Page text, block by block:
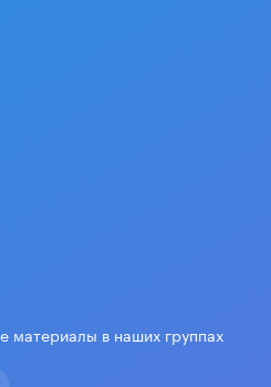
материалы в наших группах